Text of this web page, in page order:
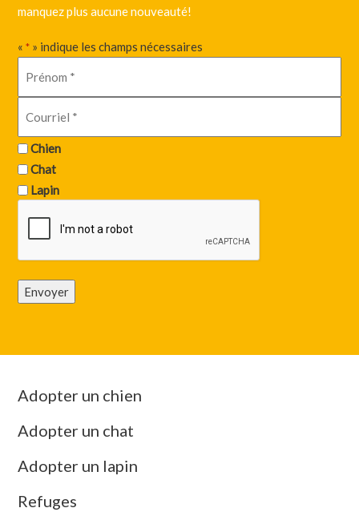
manquez plus aucune nouveauté!
«* » indique les champs nécessaires
Chien
Chat
Lapin
Envoyer
Adopter un chien
Adopter un chat
Adopter un lapin
Refuges